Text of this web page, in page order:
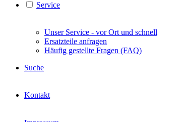
Service
Unser Service - vor Ort und schnell
Ersatzteile anfragen
Häufig gestellte Fragen (FAQ)
Suche
Kontakt